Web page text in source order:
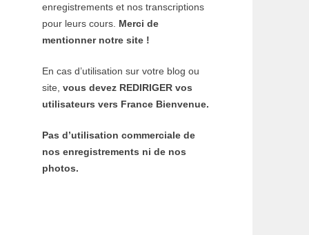
enregistrements et nos transcriptions
pour leurs cours. Merci de
mentionner notre site !
En cas d’utilisation sur votre blog ou
site, vous devez REDIRIGER vos
utilisateurs vers France Bienvenue.
Pas d’utilisation commerciale de
nos enregistrements ni de nos
photos.